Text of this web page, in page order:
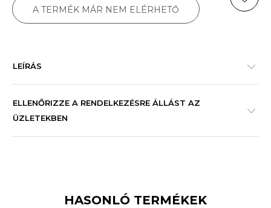
A TERMÉK MÁR NEM ELÉRHETŐ
LEÍRÁS
ELLENŐRIZZE A RENDELKEZÉSRE ÁLLÁST AZ
ÜZLETEKBEN
HASONLÓ TERMÉKEK